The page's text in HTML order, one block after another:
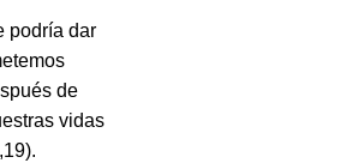
podría dar
de
vidas